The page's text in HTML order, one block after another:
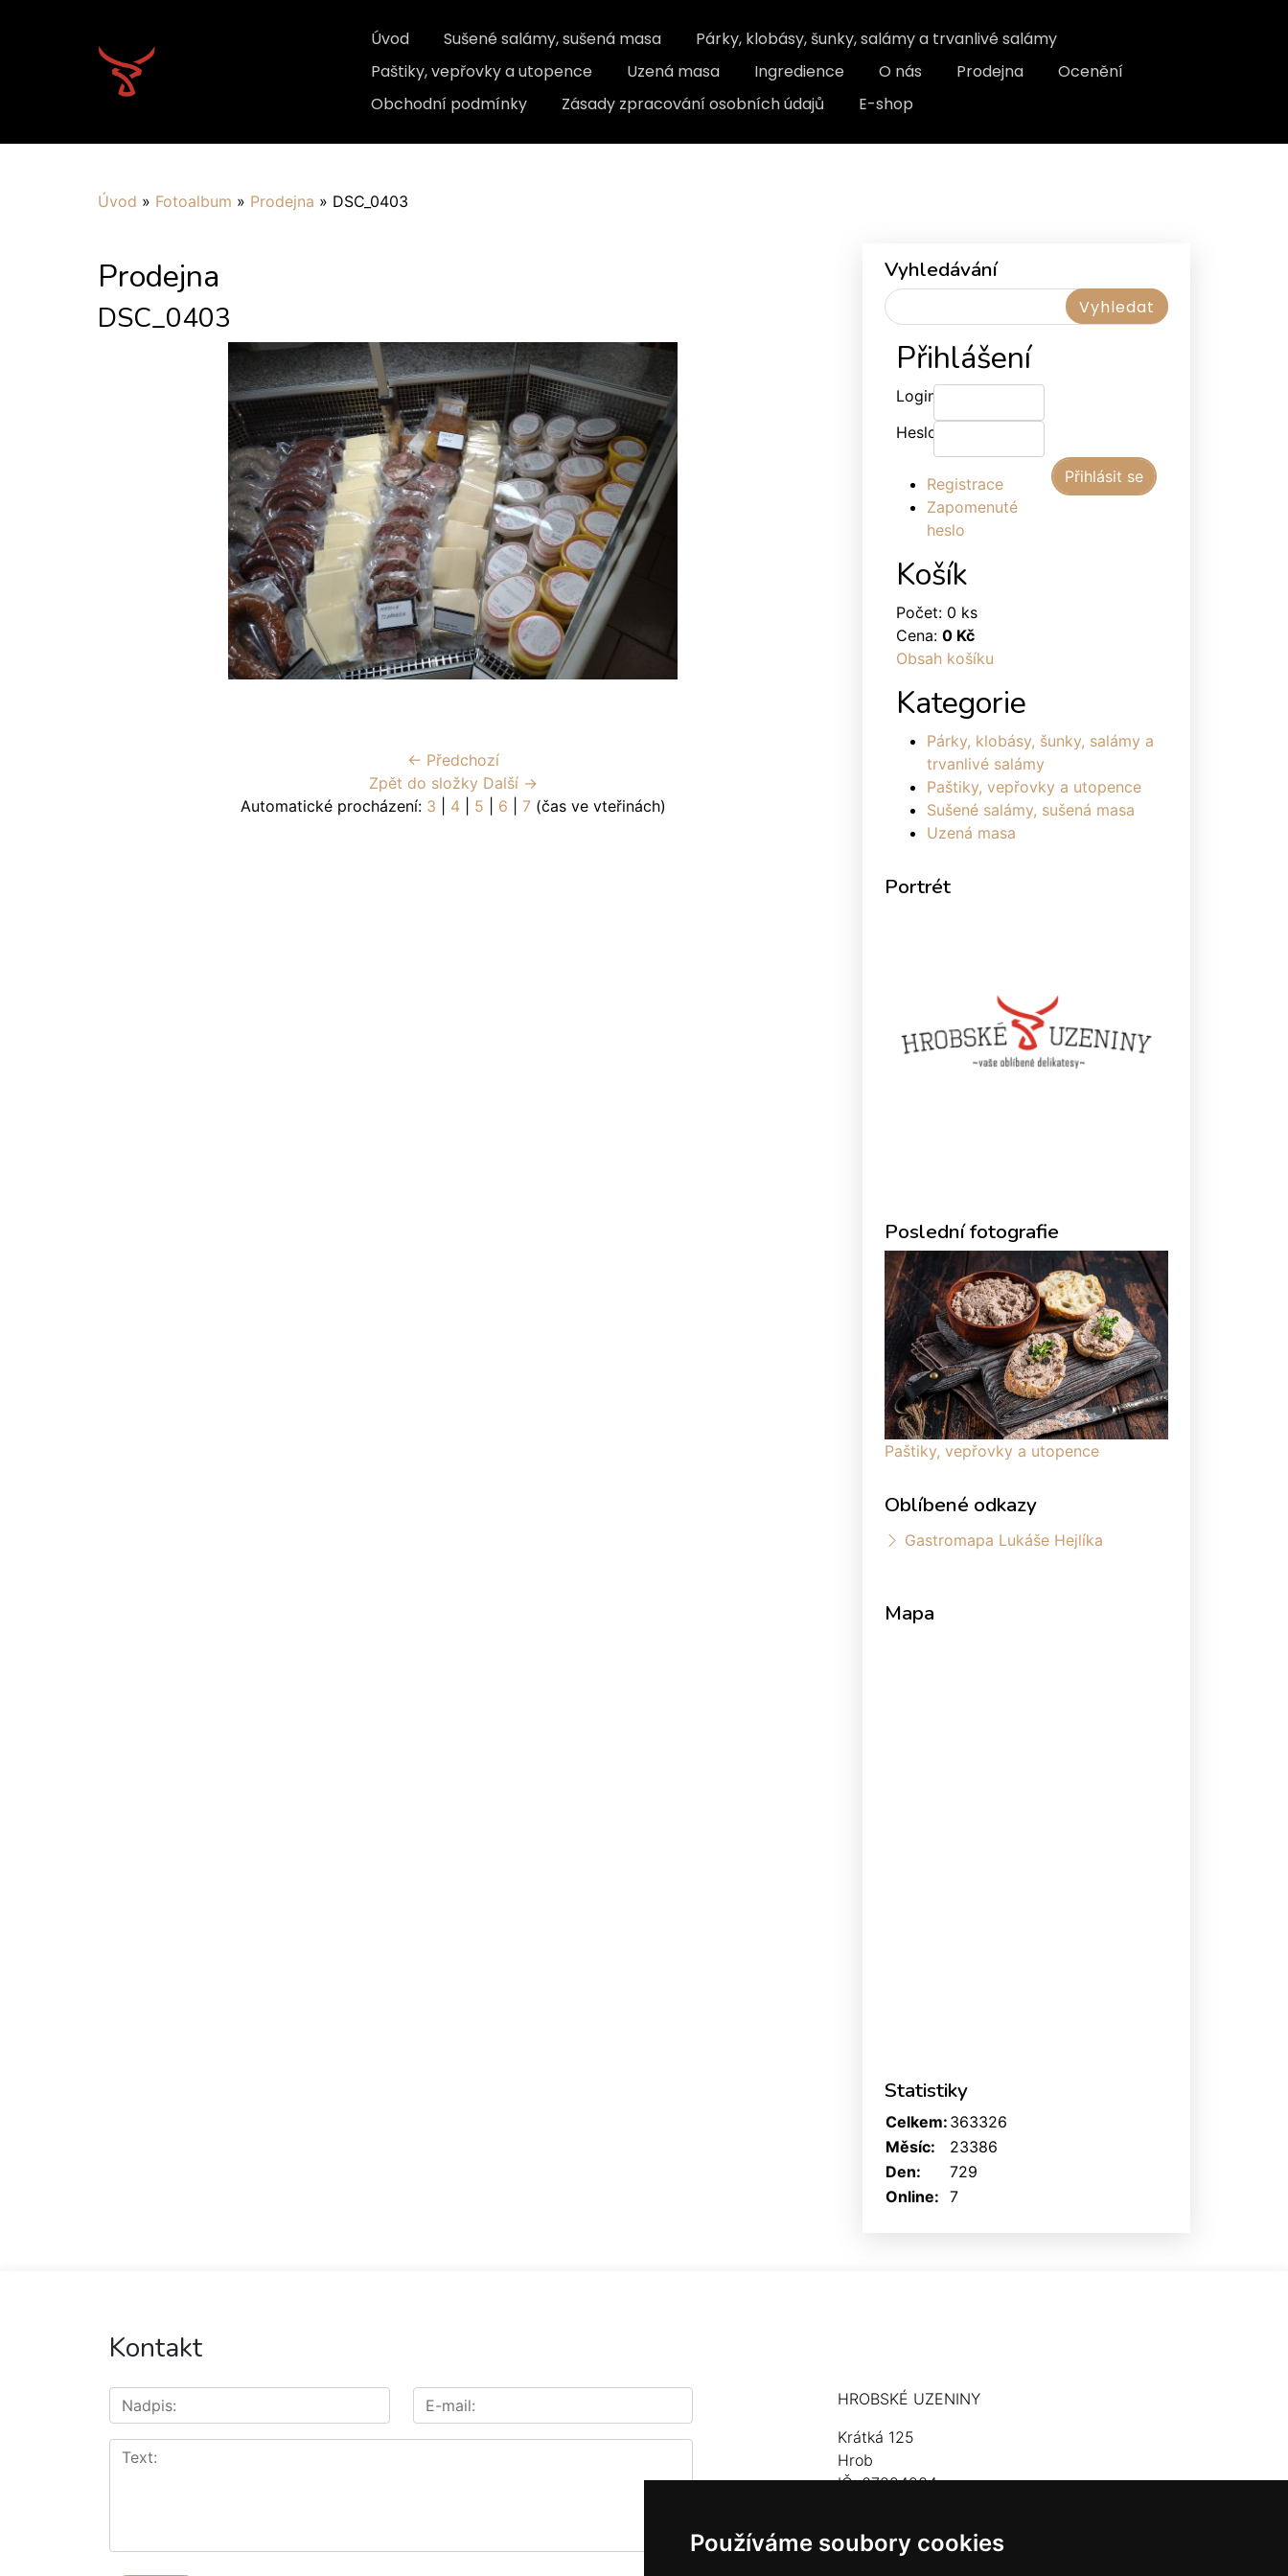
Používáme soubory cookies
Úvod Sušené salámy, sušená masa
Párky, klobásy, šunky, salámy a trvanlivé salámy
Paštiky, vepřovky a utopence
Uzená masa Ingredience O nás Prodejna
Ocenění
Obchodní podmínky
Zásady zpracování osobních údajů E-shop
Úvod » Fotoalbum » Prodejna » DSC_0403
Prodejna
DSC_0403
← Předchozí
Zpět do složky Další →
Automatické procházení: 3 4| 5 6 7(čas ve vteřinách)
Vyhledávání
Přihlášení
Login:
Heslo:
Registrace
Zapomenuté
heslo
Košík
Počet: 0 ks
Cena: 0 Kč
Obsah košíku
Kategorie
Párky, klobásy, šunky, salámy a
trvanlivé salámy
Paštiky, vepřovky a utopence
Sušené salámy, sušená masa
Uzená masa
Portrét
Poslední fotografie
Paštiky, vepřovky a utopence
Oblíbené odkazy
Gastromapa Lukáše Hejlíka
Mapa
Statistiky
Online: 7
Celkem: 363326
Měsíc:
23386
Den:
729
Kontakt
HROBSKÉ UZENINY
Krátká 125
Hrob
IČ: 67824234
hrobskeuzeniny@seznam.cz